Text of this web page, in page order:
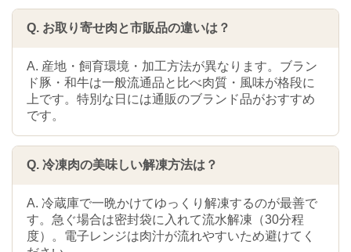
Q. お取り寄せ肉と市販品の違いは？
A. 産地・飼育環境・加工方法が異なります。ブラン
ド豚・和牛は一般流通品と比べ肉質・風味が格段に
上です。特別な日には通販のブランド品がおすすめ
です。
Q. 冷凍肉の美味しい解凍方法は？
A. 冷蔵庫で一晩かけてゆっくり解凍するのが最善で
す。急ぐ場合は密封袋に入れて流水解凍（30分程
度）。電子レンジは肉汁が流れやすいため避けてく